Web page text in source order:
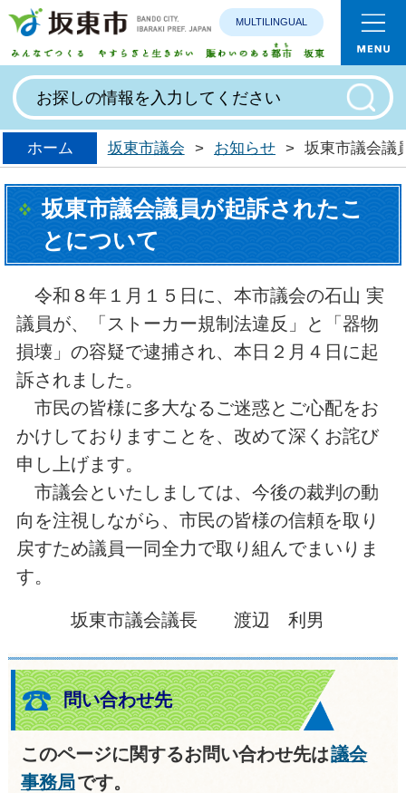
みんなで
MULTILINGUAL
ホーム 坂東市議会 > お知らせ > 坂東市議会議
坂東市議会議員が起訴されたこ
とについて
令和８年１月１５日に、本市議会の石山 実
議員が、「ストーカー規制法違反」と「器物
損壊」の容疑で逮捕され、本日２月４日に起
訴されました。
市民の皆様に多大なるご迷惑とご心配をお
かけしておりますことを、改めて深くお詫び
申し上げます。
市議会といたしましては、今後の裁判の動
向を注視しながら、市民の皆様の信頼を取り
戻すため議員一同全力で取り組んでまいりま
す。
坂東市議会議長 渡辺 利男
問い合わせ先
このページに関するお問い合わせ先は議会
事務局です。